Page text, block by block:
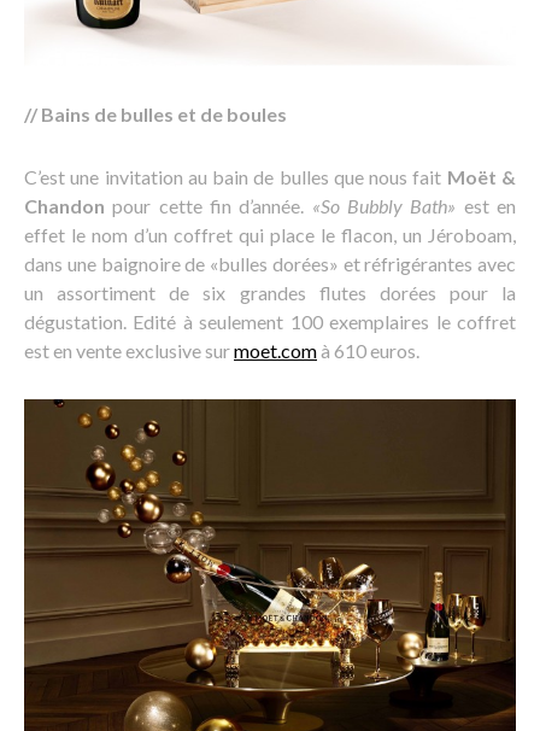
// Bains de bulles et de boules
C’est une invitation au bain de bulles que nous fait Moët &
Chandon pour cette fin d’année. «So Bubbly Bath» est en
effet le nom d’un coffret qui place le flacon, un Jéroboam,
dans une baignoire de «bulles dorées» et réfrigérantes avec
un assortiment de six grandes flutes dorées pour la
dégustation. Edité à seulement 100 exemplaires le coffret
est en vente exclusive surmoet.comà 610 euros.